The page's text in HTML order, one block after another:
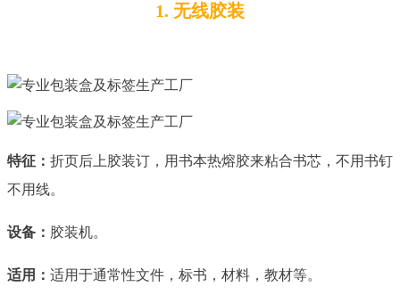
1. 无线胶装
特征： 折页后上胶装订，用书本热熔胶来粘合书芯，不用书钉
不用线。
设备： 胶装机。
适用： 适用于通常性文件，标书，材料，教材等。